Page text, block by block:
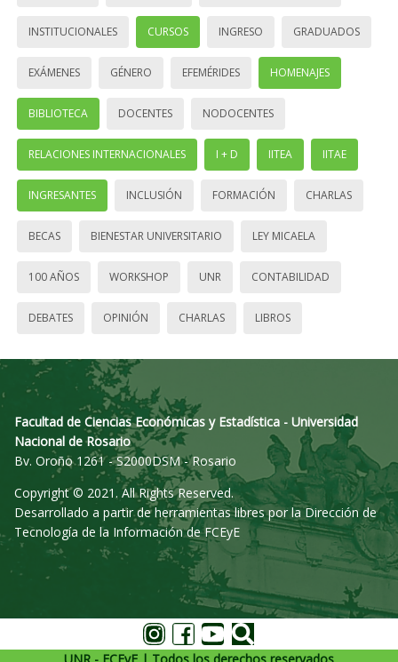
INSTITUCIONALES CURSOS INGRESO GRADUADOS
EXÁMENES GÉNERO EFEMÉRIDES HOMENAJES
BIBLIOTECA DOCENTES NODOCENTES
RELACIONES INTERNACIONALES I + D IITEA IITAE
INGRESANTES INCLUSIÓN FORMACIÓN CHARLAS
BECAS BIENESTAR UNIVERSITARIO LEY MICAELA
100 AÑOS WORKSHOP UNR CONTABILIDAD
DEBATES OPINIÓN CHARLAS LIBROS
Facultad de Ciencias Económicas y Estadística - Universidad
Nacional de Rosario
Bv. Oroño 1261 - S2000DSM - Rosario
Copyright © 2021. All Rights Reserved.
Desarrollado a partir de herramientas libres por la Dirección de
Tecnología de la Información de FCEyE